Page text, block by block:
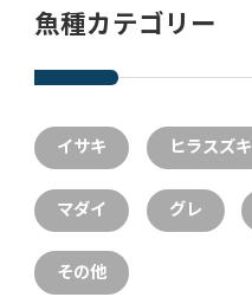
魚種カテゴリー
イサキ ヒラスズキ
マダイ グレ
その他